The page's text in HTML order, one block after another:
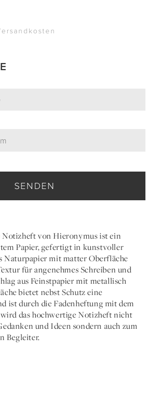
SENDEN
Notizheft von Hieronymus ist ein
Papier, gefertigt in kunstvoller
Naturpapier mit matter Oberfläche
für angenehmes Schreiben und
aus Feinstpapier mit metallisch
bietet nebst Schutz eine
ist durch die Fadenheftung mit dem
das hochwertige Notizheft nicht
und Ideen sondern auch zum
Begleiter.